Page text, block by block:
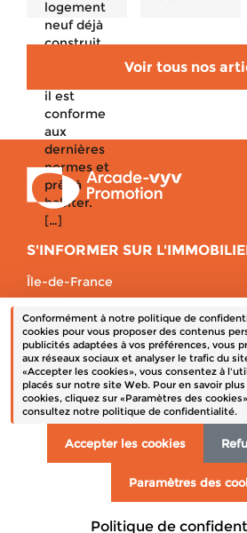
Conformément à notre politique de
cookies pour vous proposer des contenus
publicités adaptées à vos préférences, vous
aux réseaux sociaux et analyser le trafic du
«Accepter les cookies», vous consentez à
placés sur notre site Web. Pour en savoir
cookies, cliquez sur «Paramètres des
consultez notre politique de confidentialité.
Accepter les cookies
Paramètres des
Politique de
logement
neuf déjà
construit
il est
conforme
aux
dernières
normes et
prêt à
habiter.
[…]
Voir tous nos
S'INFORMER SUR
Île-de-France
Bretagne
Centre-Val de Loire
Un terrain à vendre
Mentions obligatoires
Données personnelles
Contact